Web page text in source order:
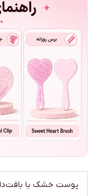
پوست خشک یا